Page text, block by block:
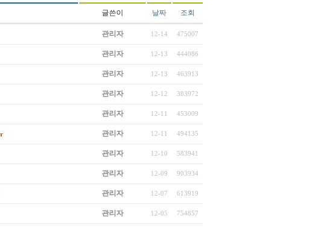
글쓴이 날짜 조회
관리자 12-14 475007
관리자 12-13 444086
관리자 12-13 463913
관리자 12-12 383972
관리자 12-11 453009
관리자 12-11 494135
관리자 12-10 583941
관리자 12-09 903934
관리자 12-07 613919
관리자 12-05 754857